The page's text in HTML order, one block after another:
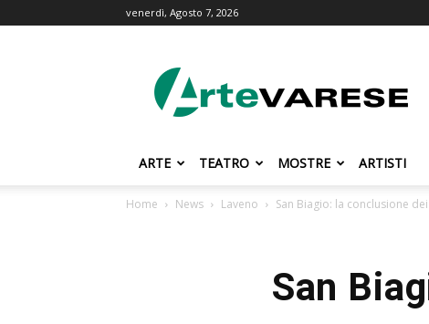
venerdì, Agosto 7, 2026
ARTE TEATRO MOSTRE ARTISTI
Home News Laveno San Biagio: la conclusione
San